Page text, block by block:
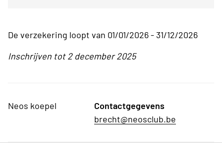
De verzekering loopt van 01/01/2026 - 31/12/2026
Inschrijven tot 2 december 2025
Neos koepel
Contactgegevens
brecht@neosclub.be